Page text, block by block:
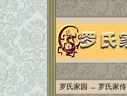
罗氏家园 → 罗氏家传